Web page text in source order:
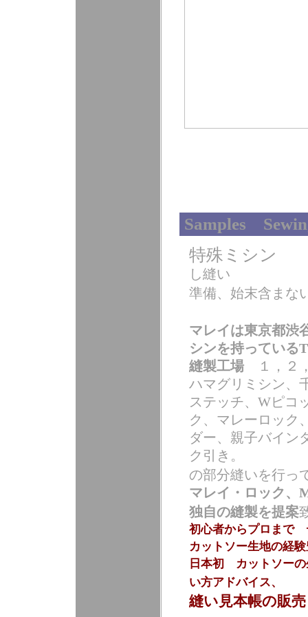
Samples
特殊ミシン
し縫い
準備、始末含まな
マレイは東京都渋
シンを持っている
縫製工場 １，２
ハマグリミシン、
ステッチ、Wピコ
ク、マレーロック
ダー、親子バイン
ク引き。
の部分縫いを行っ
マレイ・ロック、
独自の縫製を提案
初心者からプロまで
カットソー生地の経
日本初 カットソーの
い方アドバイス、
縫い見本帳の販